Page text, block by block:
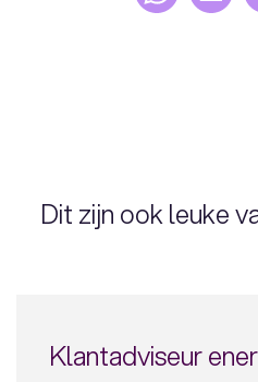
Dit zijn ook leuke
Klantadviseur